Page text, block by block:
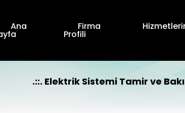
Ana Firma
Profili
.::. Elektrik Sistemi Tamir ve